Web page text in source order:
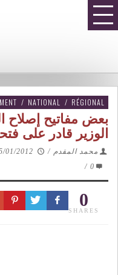
/ NATIONAL / RÉGIONAL
بعض مفاتيح إصلاح
الوزير قادر على
محمد المقدم /
01/2012
0
/
0
SHARES